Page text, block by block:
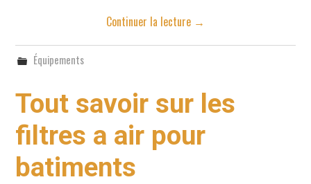
Continuer la lecture →
Équipements
Tout savoir sur les
filtres a air pour
batiments